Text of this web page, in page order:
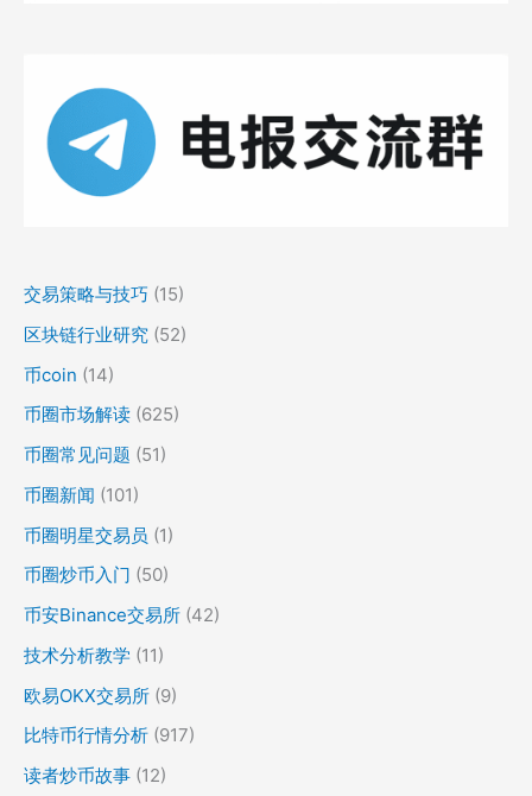
交易策略与技巧 (15)
区块链行业研究 (52)
币coin (14)
币圈市场解读 (625)
币圈常见问题 (51)
币圈新闻 (101)
币圈明星交易员 (1)
币圈炒币入门 (50)
币安Binance交易所 (42)
技术分析教学 (11)
欧易OKX交易所 (9)
比特币行情分析 (917)
读者炒币故事 (12)